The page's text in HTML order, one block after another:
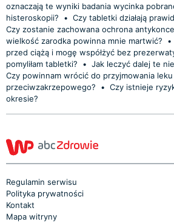
oznaczają te wyniki badania wycinka
histeroskopii?
• Czy tabletki działają
Czy zostanie zachowana ochrona
wielkość zarodka powinna mnie martwić?
•
przed ciążą i mogę współżyć bez
pomyliłam tabletki?
• Jak leczyć dalej te
Czy powinnam wrócić do przyjmowania leku
przeciwzakrzepowego?
• Czy istnieje
okresie?
Regulamin serwisu
Polityka prywatności
Kontakt
Mapa witryny